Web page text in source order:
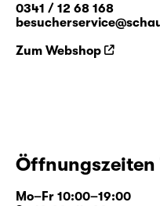
0341 / 12 68 168
Zum Webshop
Öffnungszeiten
Mo–Fr 10:00–19:00